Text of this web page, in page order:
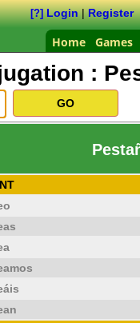
[?] Login|Register
Home Games
: